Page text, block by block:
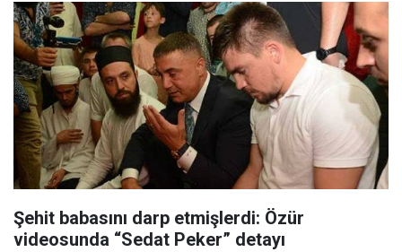
Şehit babasını darp etmişlerdi: Özür
videosunda “Sedat Peker” detayı